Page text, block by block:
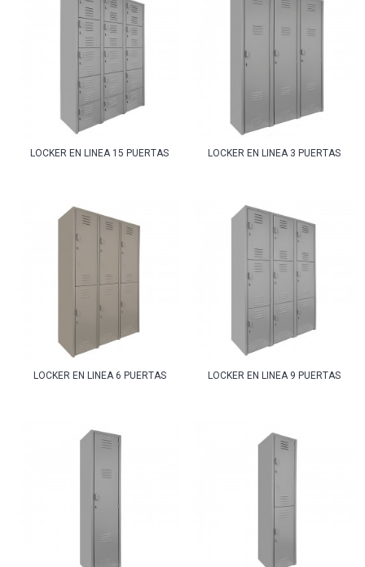
LOCKER EN LINEA 15 PUERTAS LOCKER EN LINEA 3 PUERTAS
LOCKER EN LINEA 6 PUERTAS LOCKER EN LINEA 9 PUERTAS